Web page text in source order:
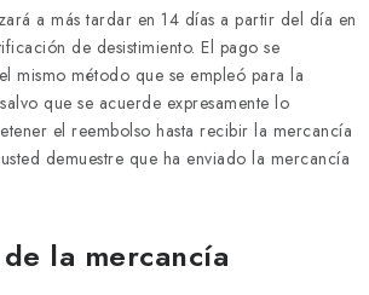
a más tardar en 14 días a partir del día en
de desistimiento. El pago se
mismo método que se empleó para la
que se acuerde expresamente lo
el reembolso hasta recibir la mercancía
demuestre que ha enviado la mercancía
la mercancía